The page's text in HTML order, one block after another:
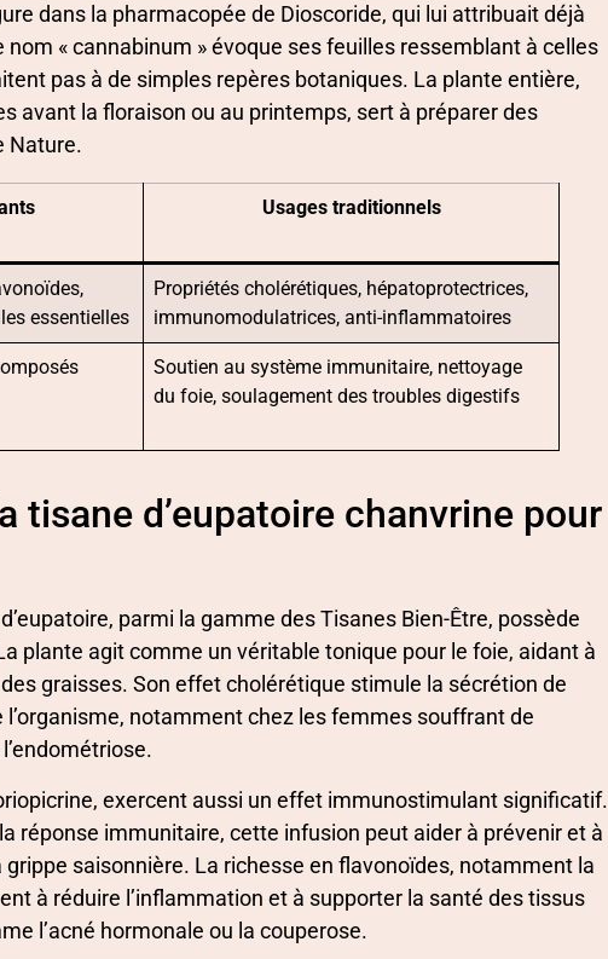
dans la pharmacopée de Dioscoride, qui lui attribuait déjà
« cannabinum » évoque ses feuilles ressemblant à celles
pas à de simples repères botaniques. La plante entière,
avant la floraison ou au printemps, sert à préparer des
Nature.
Usages traditionnels
essentielles
Propriétés cholérétiques, hépatoprotectrices,
immunomodulatrices, anti-inflammatoires
Soutien au système immunitaire, nettoyage
du foie, soulagement des troubles digestifs
tisane d’eupatoire chanvrine pour
parmi la gamme des Tisanes Bien-Être, possède
plante agit comme un véritable tonique pour le foie, aidant à
graisses. Son effet cholérétique stimule la sécrétion de
notamment chez les femmes souffrant de
exercent aussi un effet immunostimulant significatif.
réponse immunitaire, cette infusion peut aider à prévenir et à
saisonnière. La richesse en flavonoïdes, notamment la
à réduire l’inflammation et à supporter la santé des tissus
l’acné hormonale ou la couperose.